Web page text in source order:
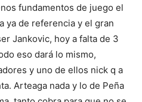
fundamentos de juego el
ya de referencia y el gran
Jankovic, hoy a falta de 3
eso dará lo mismo,
y uno de ellos nick q a
Arteaga nada y lo de Peña